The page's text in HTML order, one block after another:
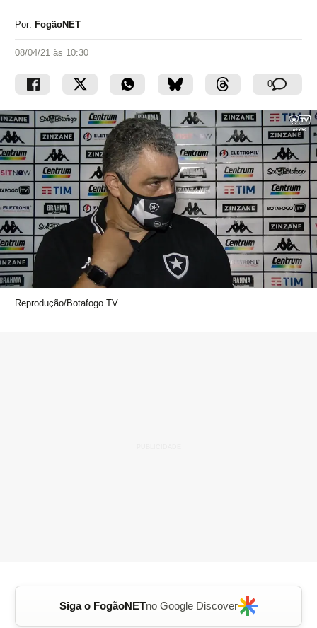
Por: FogãoNET
08/04/21 às 10:30
0
Reprodução/Botafogo TV
Siga o FogãoNETno Google Discover